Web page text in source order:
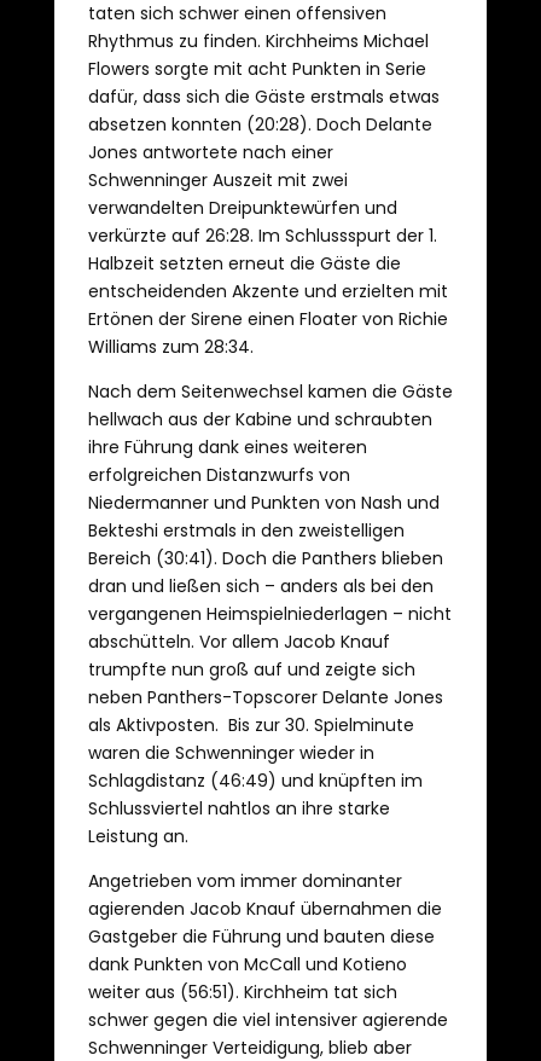
taten sich schwer einen offensiven
Rhythmus zu finden. Kirchheims Michael
Flowers sorgte mit acht Punkten in Serie
dafür, dass sich die Gäste erstmals etwas
absetzen konnten (20:28). Doch Delante
Jones antwortete nach einer
Schwenninger Auszeit mit zwei
verwandelten Dreipunktewürfen und
verkürzte auf 26:28. Im Schlussspurt der 1.
Halbzeit setzten erneut die Gäste die
entscheidenden Akzente und erzielten mit
Ertönen der Sirene einen Floater von Richie
Williams zum 28:34.
Nach dem Seitenwechsel kamen die Gäste
hellwach aus der Kabine und schraubten
ihre Führung dank eines weiteren
erfolgreichen Distanzwurfs von
Niedermanner und Punkten von Nash und
Bekteshi erstmals in den zweistelligen
Bereich (30:41). Doch die Panthers blieben
dran und ließen sich – anders als bei den
vergangenen Heimspielniederlagen – nicht
abschütteln. Vor allem Jacob Knauf
trumpfte nun groß auf und zeigte sich
neben Panthers-Topscorer Delante Jones
als Aktivposten. Bis zur 30. Spielminute
waren die Schwenninger wieder in
Schlagdistanz (46:49) und knüpften im
Schlussviertel nahtlos an ihre starke
Leistung an.
Angetrieben vom immer dominanter
agierenden Jacob Knauf übernahmen die
Gastgeber die Führung und bauten diese
dank Punkten von McCall und Kotieno
weiter aus (56:51). Kirchheim tat sich
schwer gegen die viel intensiver agierende
Schwenninger Verteidigung, blieb aber